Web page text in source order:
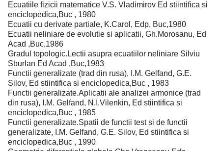
Ecuatiile fizicii matematice V.S. Vladimirov Ed stiintifica si
enciclopedica,Buc , 1980
Ecuatii cu derivate partiale, K.Carol, Edp, Buc,1980
Ecuatii neliniare de evolutie si aplicatii, Gh.Morosanu, Ed
Acad ,Buc,1986
Gradul topologic.Lectii asupra ecuatiilor neliniare Silviu
Sburlan Ed Acad ,Buc,1983
Functii generalizate (trad din rusa), I.M. Gelfand, G.E.
Silov, Ed stiintifica si enciclopedica,Buc , 1983
Functii generalizate.Aplicatii ale analizei armonice (trad
din rusa), I.M. Gelfand, N.I.Vilenkin, Ed stiintifica si
enciclopedica,Buc , 1985
Functii generalizate.Spatii de functii test si de functii
generalizate, I.M. Gelfand, G.E. Silov, Ed stiintifica si
enciclopedica,Buc , 1990